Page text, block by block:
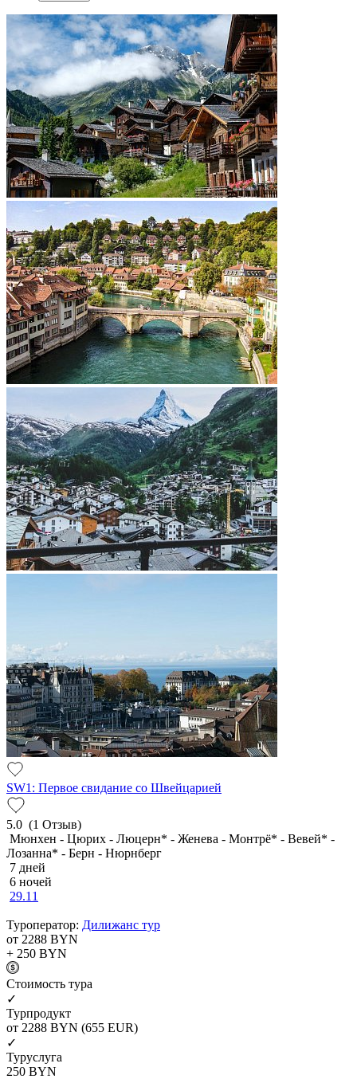
SW1: Первое свидание со Швейцарией
5.0 (1 Отзыв)
Мюнхен - Цюрих - Люцерн* - Женева - Монтрё* - Вевей* -
Лозанна* - Берн - Нюрнберг
7 дней
6 ночей
29.11
Туроператор: Дилижанс тур
от 2288 BYN
+ 250 BYN
Cтоимость тура
✓
Турпродукт
от 2288 BYN (655 EUR)
✓
Туруслуга
250 BYN